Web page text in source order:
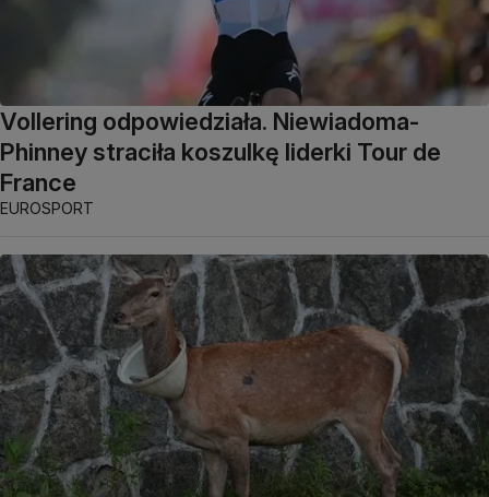
Vollering odpowiedziała. Niewiadoma-
Phinney straciła koszulkę liderki Tour de
France
EUROSPORT